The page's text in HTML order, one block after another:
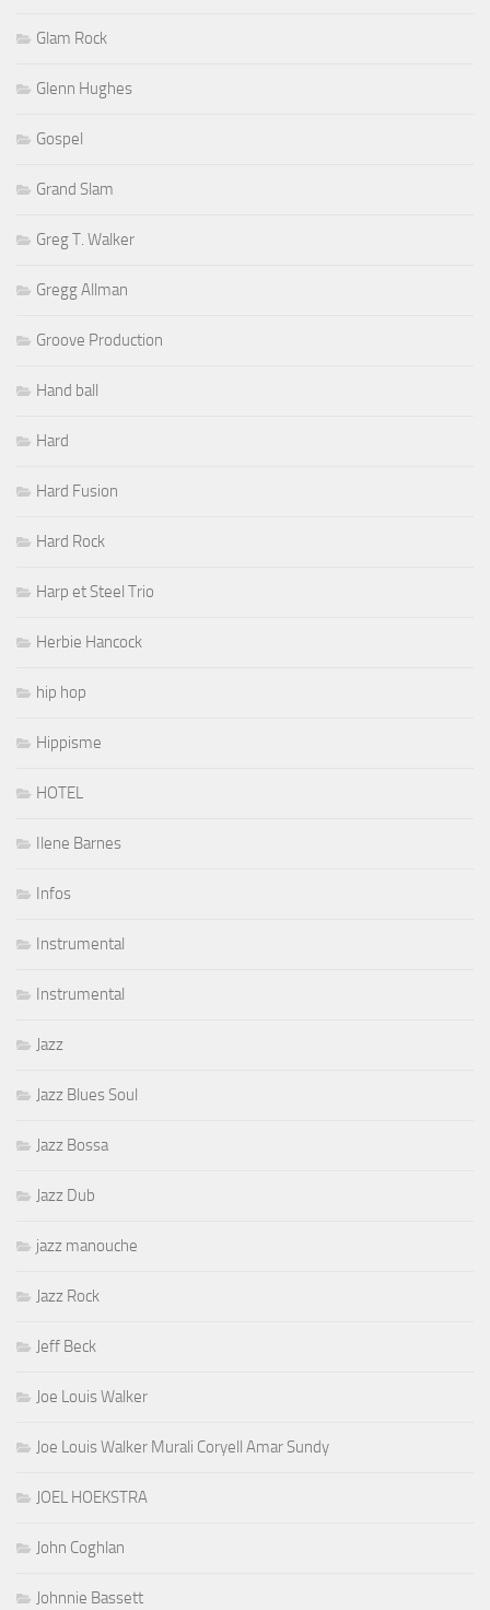
Glam Rock
Glenn Hughes
Gospel
Grand Slam
Greg T. Walker
Gregg Allman
Groove Production
Hand ball
Hard
Hard Fusion
Hard Rock
Harp et Steel Trio
Herbie Hancock
hip hop
Hippisme
HOTEL
Ilene Barnes
Infos
Instrumental
Instrumental
Jazz
Jazz Blues Soul
Jazz Bossa
Jazz Dub
jazz manouche
Jazz Rock
Jeff Beck
Joe Louis Walker
Joe Louis Walker Murali Coryell Amar Sundy
JOEL HOEKSTRA
John Coghlan
Johnnie Bassett